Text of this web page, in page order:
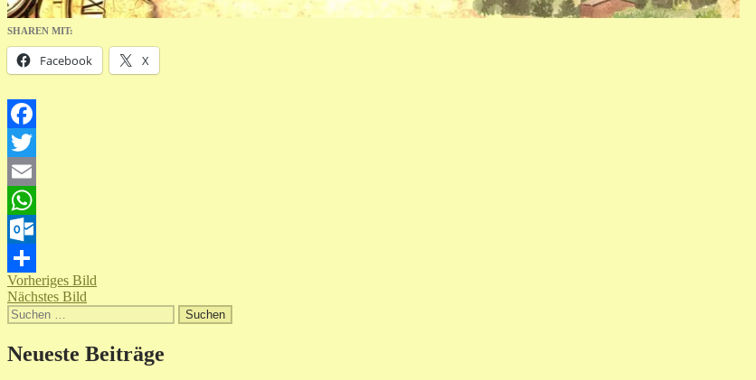
SHAREN MIT:
Facebook X
Facebook
Twitter
Email
WhatsApp
Outlook.com
Teilen
Vorheriges Bild
Nächstes Bild
Suchen
nach:
Neueste Beiträge